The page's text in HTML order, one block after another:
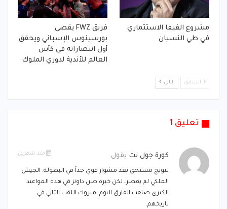
مشروع الفيفا الاستثماري
في طي النسيان
فريق FWZ يقصي
بورسينوس الإسباني ويحقق
أول انتصاراته في كأس
العالم للأندية لدوري الملوك
السابق التالي
تعليق 1
كورة جول نت يقول منذ شهرين
تتويج مستحق بعد مشوار قوي جداً في البطولة. الجيش
الملكي لم يقصر، لكن خبرة صن داونز في هذه المواعيد
الكبرى صنعت الفارق اليوم. مبروك اللقب الثاني في
تاريخهم.